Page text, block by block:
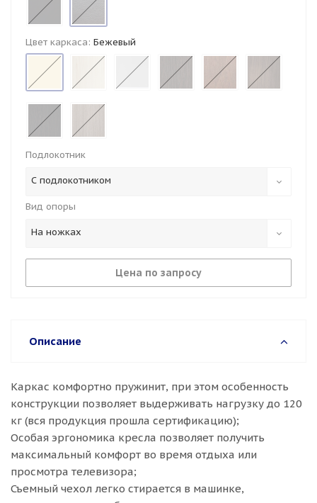
Цвет каркаса: Бежевый
Подлокотник
С подлокотником
Вид опоры
На ножках
Цена по запросу
Описание
Каркас комфортно пружинит, при этом особенность
конструкции позволяет выдерживать нагрузку до 120
кг (вся продукция прошла сертификацию);
Особая эргономика кресла позволяет получить
максимальный комфорт во время отдыха или
просмотра телевизора;
Съемный чехол легко стирается в машинке,